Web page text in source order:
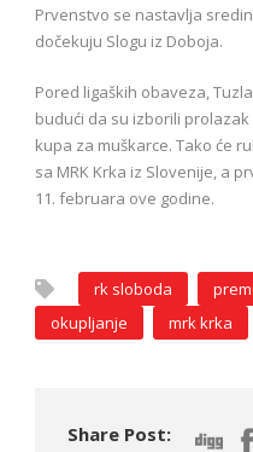
Prvenstvo se nastavlja
dočekuju Slogu iz Doboja.
Pored ligaških obaveza,
budući da su izborili
kupa za muškarce. Tako će
sa MRK Krka iz Slovenije, a
11. februara ove godine.
rk sloboda
okupljanje
mrk krka
Share Post: